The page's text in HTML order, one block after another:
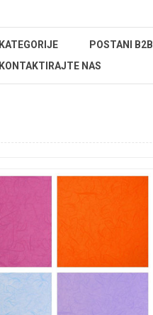
KATEGORIJE POSTANI B2B
KONTAKTIRAJTE NAS